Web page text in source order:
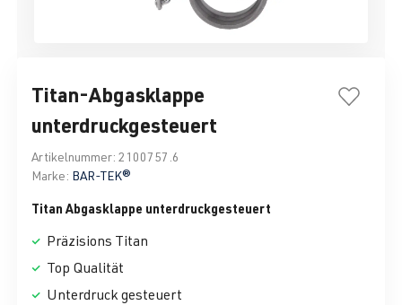
Titan-Abgasklappe
unterdruckgesteuert
Artikelnummer: 2100757.6
Marke: BAR-TEK®
Titan Abgasklappe unterdruckgesteuert
Präzisions Titan
Top Qualität
Unterdruck gesteuert